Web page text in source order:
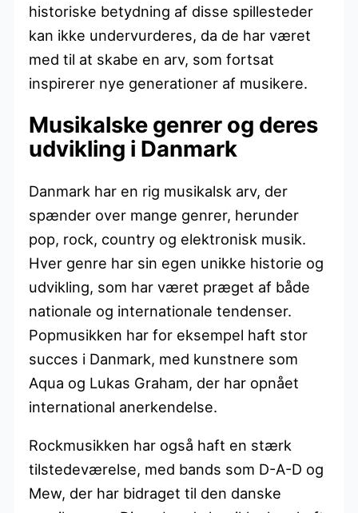
historiske betydning af disse spillesteder
kan ikke undervurderes, da de har været
med til at skabe en arv, som fortsat
inspirerer nye generationer af musikere.
Musikalske genrer og deres
udvikling i Danmark
Danmark har en rig musikalsk arv, der
spænder over mange genrer, herunder
pop, rock, country og elektronisk musik.
Hver genre har sin egen unikke historie og
udvikling, som har været præget af både
nationale og internationale tendenser.
Popmusikken har for eksempel haft stor
succes i Danmark, med kunstnere som
Aqua og Lukas Graham, der har opnået
international anerkendelse.
Rockmusikken har også haft en stærk
tilstedeværelse, med bands som D-A-D og
Mew, der har bidraget til den danske